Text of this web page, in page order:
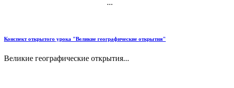
...
Конспект открытого урока "Великие географические открытия"
Великие географические открытия...